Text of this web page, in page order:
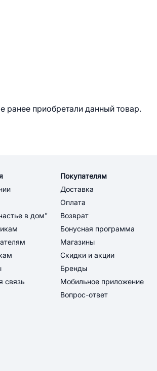
ранее приобретали данный товар.
в дом"
связь
Покупателям
Доставка
Оплата
Возврат
Бонусная программа
Магазины
Скидки и акции
Бренды
Мобильное приложение
Вопрос-ответ